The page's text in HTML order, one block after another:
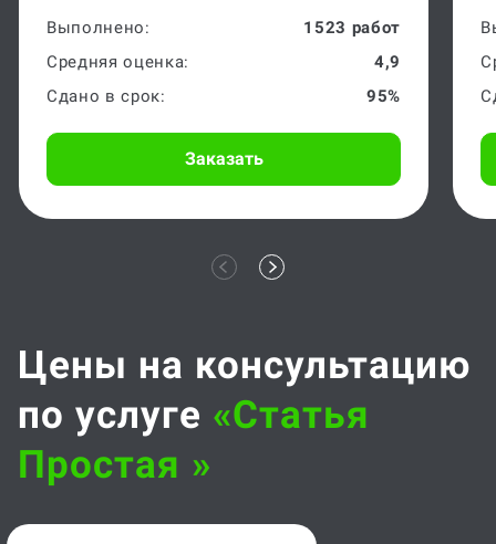
Выполнено:
1523 работ
Средняя оценка:
4,9
Сдано в срок:
95%
Заказать
Цены на консультацию
по услуге «статья
Простая »